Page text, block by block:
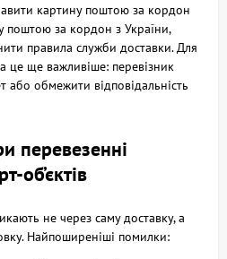
картину поштою за кордон
поштою за кордон з України,
правила служби доставки. Для
це ще важливіше: перевізник
обмежити відповідальність
перевезенні
об’єктів
не через саму доставку, а
Найпоширеніші помилки: